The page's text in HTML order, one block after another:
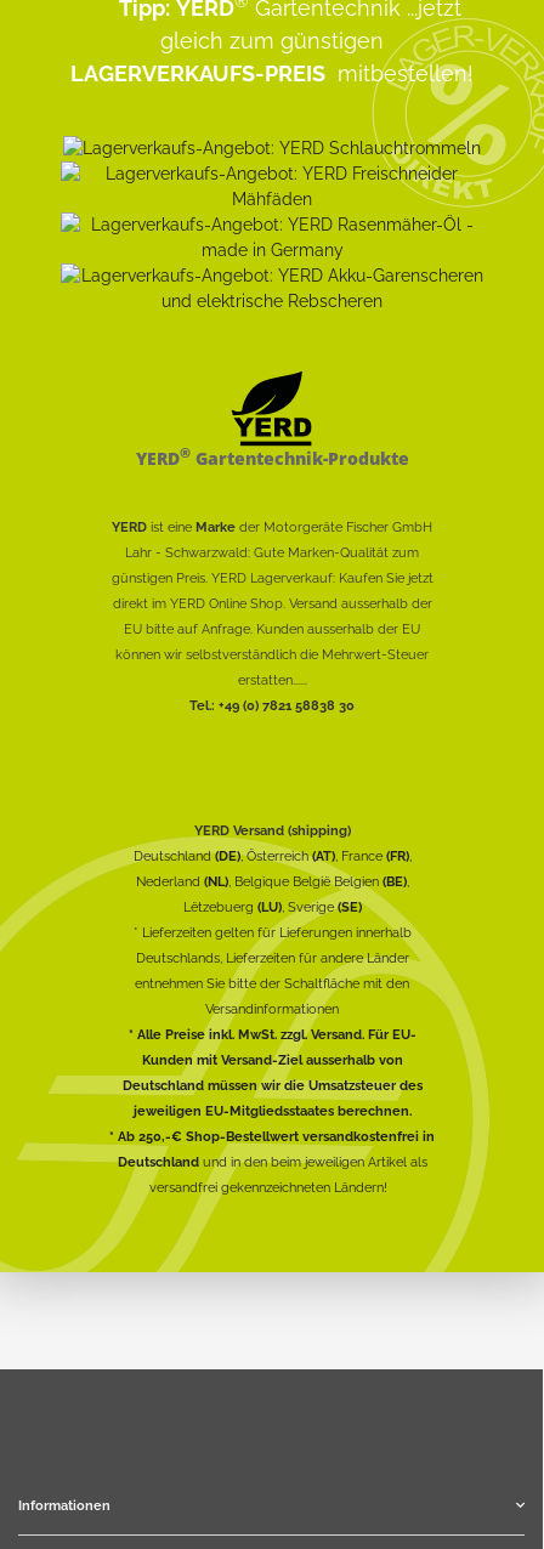
Tipp: YERD Gartentechnik ...jetzt
gleich zum günstigen
LAGERVERKAUFS-PREIS mitbestellen!
YERD®Gartentechnik-Produkte
YERD ist eine Marke der Motorgeräte Fischer GmbH
Lahr - Schwarzwald: Gute Marken-Qualität zum
günstigen Preis. YERD Lagerverkauf: Kaufen Sie jetzt
direkt im YERD Online Shop. Versand ausserhalb der
EU bitte auf Anfrage. Kunden ausserhalb der EU
können wir selbstverständlich die Mehrwert-Steuer
erstatten......
Tel.: +49 (0) 7821 58838 30
YERD Versand (shipping)
Deutschland(DE), Österreich(AT), France (FR),
Nederland (NL), Belgique België Belgien (BE),
Lëtzebuerg (LU), Sverige(SE)
* Lieferzeiten gelten für Lieferungen innerhalb
Deutschlands, Lieferzeiten für andere Länder
entnehmen Sie bitte der Schaltfläche mit den
Versandinformationen
* Alle Preise inkl. MwSt. zzgl. Versand. Für EU-
Kunden mit Versand-Ziel ausserhalb von
Deutschland müssen wir die Umsatzsteuer des
jeweiligen EU-Mitgliedsstaates berechnen.
* Ab 250,-€ Shop-Bestellwert versandkostenfrei in
Deutschlandund in den beim jeweiligen Artikel als
versandfrei gekennzeichneten Ländern!
Informationen